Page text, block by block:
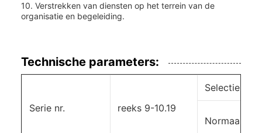
10. Verstrekken van diensten op het terrein van de
organisatie en begeleiding.
Technische parameters:
Serie nr. reeks 9-10.19
Selectie
Normaal